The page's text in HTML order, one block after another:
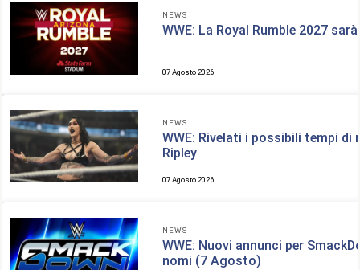
NEWS
WWE: La Royal Rumble 2027
07 Agosto 2026
NEWS
WWE: Rivelati i possibili tempi di
Ripley
07 Agosto 2026
NEWS
WWE: Nuovi annunci per
nomi (7 Agosto)